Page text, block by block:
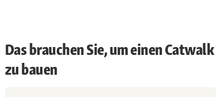
Das brauchen Sie, um einen Catwalk
zu bauen